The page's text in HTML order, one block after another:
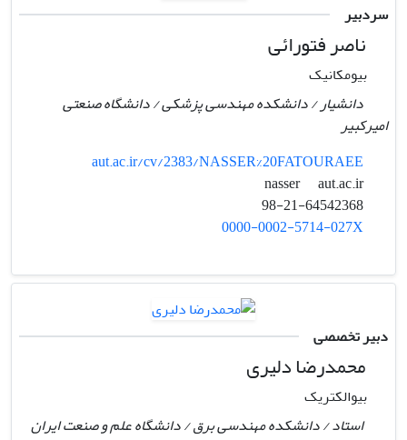
سردبیر
ناصر فتورائی
بیومکانیک
دانشیار / دانشکده مهندسی پزشکی / دانشگاه صنعتی
امیرکبیر
aut.ac.ir/cv/2383/NASSER%20FATOURAEE
nasser
aut.ac.ir
0000-0002-5714-027X
دبیر تخصصی
محمدرضا دلیری
بیوالکتریک
استاد / دانشکده مهندسی برق / دانشگاه علم و صنعت ایران